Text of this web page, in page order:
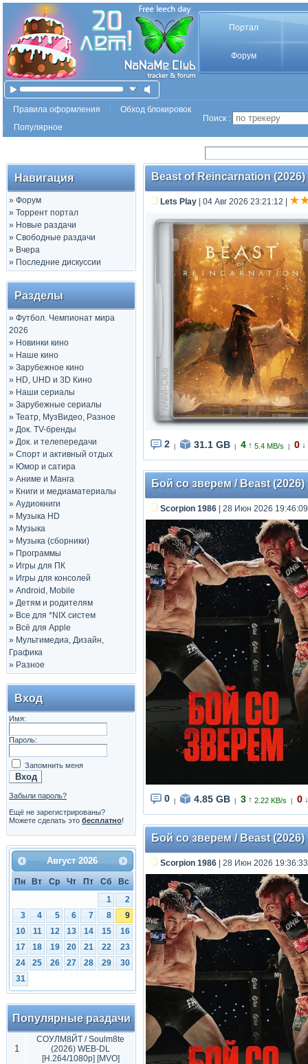
Портал
Форум
Правила оформления
Обход блокировок
Популярное
Поиск :
Навигация
» Форум
» Торрент портал
» Новые раздачи
» Свободные раздачи
» Вчера
» Последние дискуссии
Разделы
» Футбол. Чемпионат мира
2026
» Новинки кино
» Наше кино
» Зарубежное кино
» HD, UHD и 3D Кино
» Наши сериалы
» Зарубежные сериалы
» Театр, МузВидео, Разное
» Док. TV-бренды
» Док. и телепередачи
» Спорт и активный отдых
» Юмор и сатира
» Аниме и Манга
» Книги и медиаматериалы
» Аудиокниги
» Музыка HD
» Музыка
» Музыка (сборники)
» Программы
» Игры для ПК
» Игры для консолей
» Android, Mobile
» Детям и родителям
» Все для *NIX систем
» Всё для Apple
» Мультимедиа, Дизайн,
Графика
» Разное
Вход
Имя:
Пароль:
Запомнить меня
Забыли пароль?
Ещё не зарегистрированы?
Можете сделать это бесплатно!
Август 2026
Пн Вт Ср Чт Пт Сб
Вс
1
2
3
4 5 6 7 8
9
10
11 12 13 14 15
16
17
18 19 20 21 22
23
24
25 26 27 28 29
30
31
Популярные раздачи
1
СОУЛМ8ЙТ / Soulm8te
(2026) WEB-DL
[H.264/1080p] [MVO]
Beast of Reincarnation
Lets Play | 04 Авг 2026 23:21:12
2 31.1 GB 4 ↑ 5.4 MB/s 0 ↓
Бой со зверем / Beast
Scorpion 1986 | 28 Июн 2026 19:46:09
0 4.85 GB 3 ↑ 2.22 KB/s 0 ↓
Бой со зверем / Beast
Scorpion 1986 | 28 Июн 2026 19:36:33